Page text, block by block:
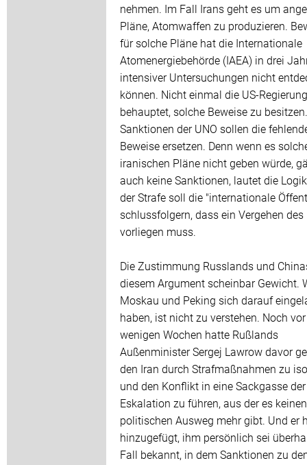
nehmen. Im Fall Irans geht es um
Pläne, Atomwaffen zu produzieren.
für solche Pläne hat die Internationale
Atomenergiebehörde (IAEA) in drei
intensiver Untersuchungen nicht
können. Nicht einmal die US-Regierung
behauptet, solche Beweise zu
Sanktionen der UNO sollen die
Beweise ersetzen. Denn wenn es
iranischen Pläne nicht geben würde,
auch keine Sanktionen, lautet die
der Strafe soll die "internationale
schlussfolgern, dass ein Vergehen des
vorliegen muss.
Die Zustimmung Russlands und
diesem Argument scheinbar Gewicht.
Moskau und Peking sich darauf
haben, ist nicht zu verstehen. Noch vor
wenigen Wochen hatte Rußlands
Außenminister Sergej Lawrow davor
den Iran durch Strafmaßnahmen zu
und den Konflikt in eine Sackgasse der
Eskalation zu führen, aus der es keinen
politischen Ausweg mehr gibt. Und er
hinzugefügt, ihm persönlich sei
Fall bekannt, in dem Sanktionen zu